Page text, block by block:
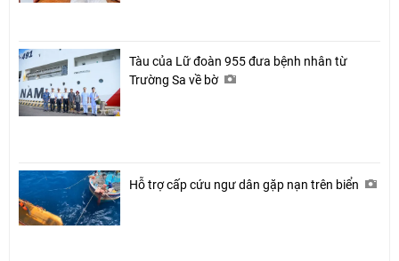
Tàu của Lữ đoàn 955 đưa bệnh nhân từ
Trường Sa về bờ
Hỗ trợ cấp cứu ngư dân gặp nạn trên biển